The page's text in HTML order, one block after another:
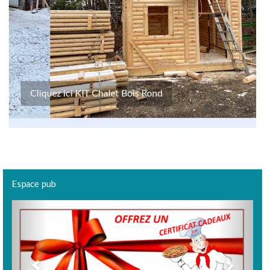
Cliquez ici KIT Chalet Bois Rond
Espace pub